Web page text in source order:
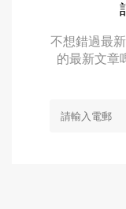
不想錯過最
的最新文章